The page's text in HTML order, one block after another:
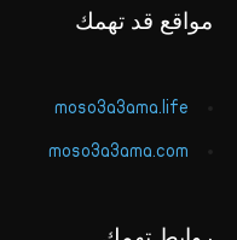
مواقع قد تهمك
moso3a3ama.life
moso3a3ama.com